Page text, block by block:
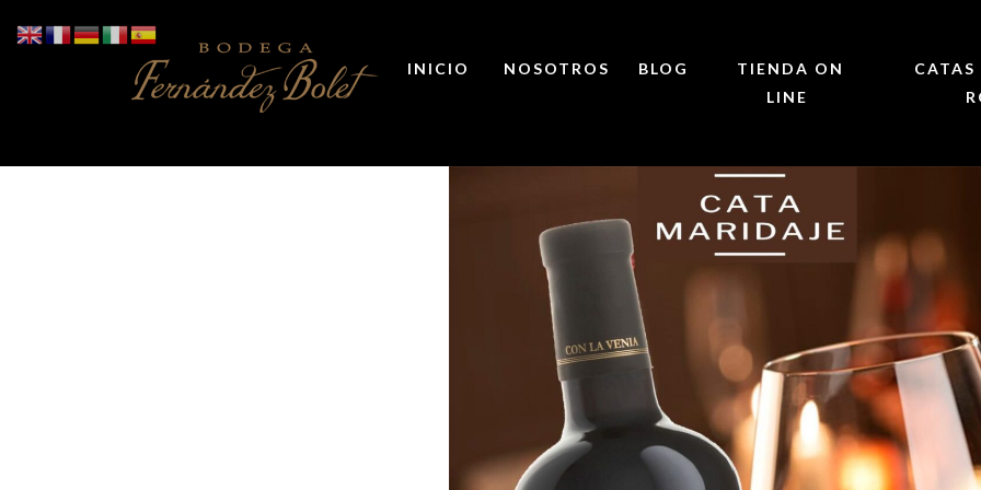
INICIO NOSOTROS BLOG
TIENDA ON
LINE
Vinos de Ronda